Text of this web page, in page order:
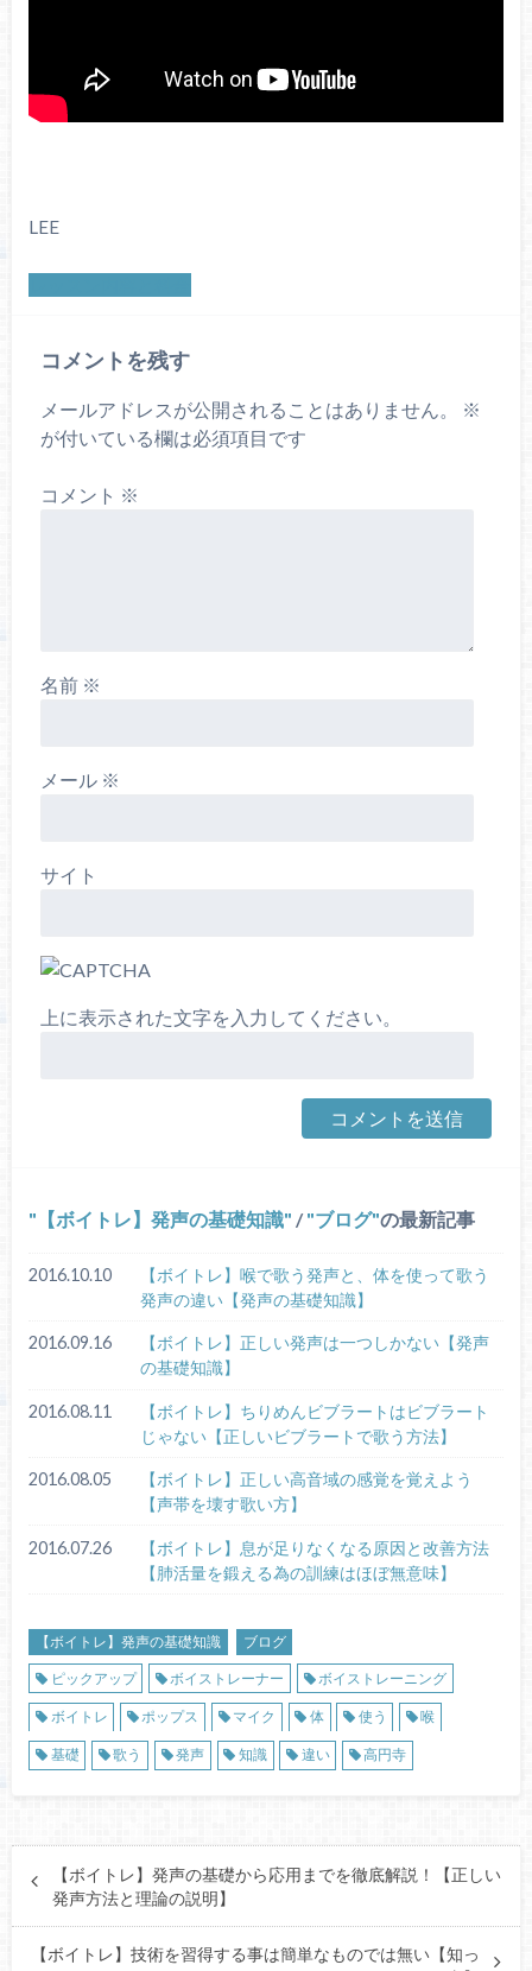
LEE
コメントを残す
メールアドレスが公開されることはありません。
※
が付いている欄は必須項目です
コメント ※
名前 ※
メール ※
サイト
上に表示された文字を入力してください。
【ボイトレ】発声の基礎知識 / ブログ の最新記事
2016.10.10
【ボイトレ】喉で歌う発声と、体を使って歌う
発声の違い【発声の基礎知識】
2016.09.16
【ボイトレ】正しい発声は一つしかない【発声
の基礎知識】
2016.08.11
【ボイトレ】ちりめんビブラートはビブラート
じゃない【正しいビブラートで歌う方法】
2016.08.05
【ボイトレ】正しい高音域の感覚を覚えよう
【声帯を壊す歌い方】
2016.07.26
【ボイトレ】息が足りなくなる原因と改善方法
【肺活量を鍛える為の訓練はほぼ無意味】
【ボイトレ】発声の基礎知識
ブログ
ピックアップ
ボイストレーナー ボイストレーニング
ボイトレ ポップス マイク 体 使う 喉
基礎 歌う 発声 知識 違い 高円寺
【ボイトレ】発声の基礎から応用までを徹底解説！【正しい
発声方法と理論の説明】
【ボイトレ】技術を習得する事は簡単なものでは無い【知っ